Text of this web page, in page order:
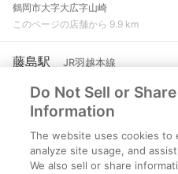
鶴岡市大字大広字山崎
このページの店舗から 9.9 km
藤島駅 JR羽越本線
鶴岡市上藤島
このページの店舗から 11.1 km
三瀬駅 JR羽越本線
鶴岡市大字三瀬
Do Not Sell or
Information
The website uses cookies to
analyze site usage, and
We also sell or share